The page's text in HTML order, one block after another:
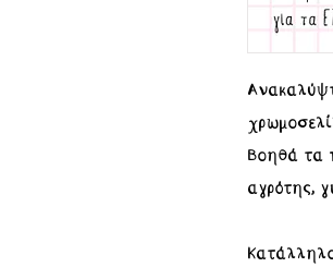
Βοηθά τα
αγρότης,